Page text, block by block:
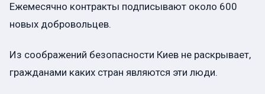
Ежемесячно контракты подписывают около 600
новых добровольцев.
Из соображений безопасности Киев не раскрывает,
гражданами каких стран являются эти люди.